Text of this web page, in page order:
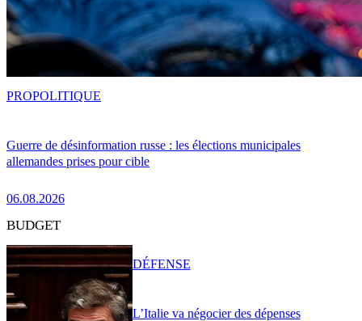
Guerre de désinformation russe : les élections municipales
allemandes prises pour cible
06.08.2026
PROPOLITIQUE
BUDGET
L’Italie va négocier des dépenses
DÉFENSE